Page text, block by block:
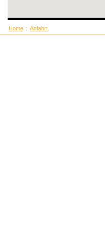
Home : Anfahrt